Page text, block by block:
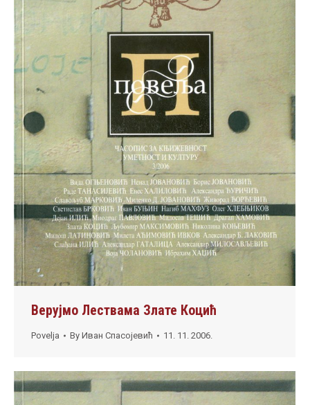
Верујмо Лествама Злате Коцић
Povelja By Иван Спасојевић 11. 11. 2006.